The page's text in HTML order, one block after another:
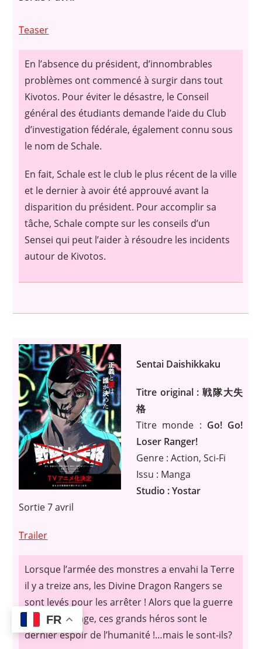
Teaser
En l’absence du président, d’innombrables
problèmes ont commencé à surgir dans tout
Kivotos. Pour éviter le désastre, le Conseil
général des étudiants demande l’aide du Club
d’investigation fédérale, également connu sous
le nom de Schale.
En fait, Schale est le club le plus récent de la ville
et le dernier à avoir été approuvé avant la
disparition du président. Pour accomplir sa
tâche, Schale compte sur les conseils d’un
Sensei qui peut l’aider à résoudre les incidents
autour de Kivotos.
Sentai Daishikkaku
Titre original : 戦隊大失
格
Titre monde : Go! Go!
Loser Ranger!
Genre : Action, Sci-Fi
Issu : Manga
Studio : Yostar
Sortie 7 avril
Trailer
Lorsque l’armée des monstres a envahi la Terre
il y a treize ans, les Divine Dragon Rangers se
sont levés pour les arrêter ! Alors que la guerre
fait encore rage, ces grands héros sont le
dernier espoir de l’humanité !…mais le sont-ils?
FR